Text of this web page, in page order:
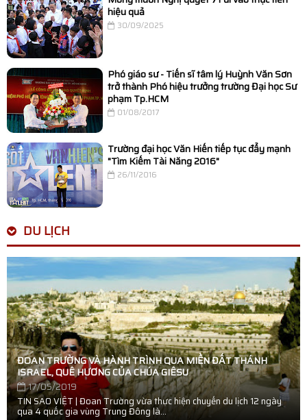
hiệu quả
30/09/2025
Phó giáo sư - Tiến sĩ tâm lý Huỳnh Văn Sơn
trở thành Phó hiệu trưởng trường Đại học Sư
phạm Tp.HCM
01/08/2017
Trường đại học Văn Hiến tiếp tục đẩy mạnh
"Tìm Kiếm Tài Năng 2016"
26/11/2016
DU LỊCH
ĐOAN TRƯỜNG VÀ HÀNH TRÌNH QUA MIỀN ĐẤT THÁNH
ISRAEL, QUÊ HƯƠNG CỦA CHÚA GIÊSU
17/05/2019
TIN SAO VIỆT | Đoan Trường vừa thực hiện chuyến du lịch 12 ngày
qua 4 quốc gia vùng Trung Đông là...